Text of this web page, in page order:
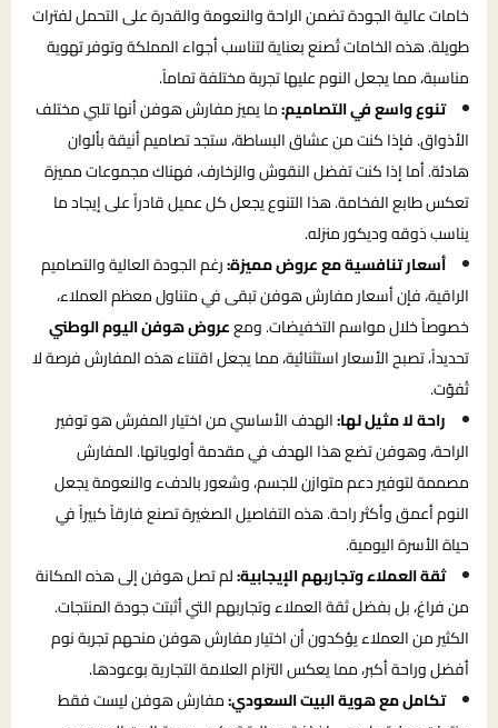
خامات عالية الجودة تضمن الراحة والنعومة والقدرة على التحمل لفترات
طويلة. هذه الخامات تُصنع بعناية لتناسب أجواء المملكة وتوفر تهوية
مناسبة، مما يجعل النوم عليها تجربة مختلفة تماماً.
تنوع واسع في التصاميم:ما يميز مفارش هوفن أنها تلبي مختلف
الأذواق. فإذا كنت من عشاق البساطة، ستجد تصاميم أنيقة بألوان
هادئة. أما إذا كنت تفضل النقوش والزخارف، فهناك مجموعات مميزة
تعكس طابع الفخامة. هذا التنوع يجعل كل عميل قادراً على إيجاد ما
يناسب ذوقه وديكور منزله.
أسعار تنافسية مع عروض مميزة:رغم الجودة العالية والتصاميم
الراقية، فإن أسعار مفارش هوفن تبقى في متناول معظم العملاء،
خصوصاً خلال مواسم التخفيضات. ومععروض هوفن اليوم الوطني
تحديداً، تصبح الأسعار استثنائية، مما يجعل اقتناء هذه المفارش فرصة لا
تُفوّت.
راحة لا مثيل لها:الهدف الأساسي من اختيار المفرش هو توفير
الراحة، وهوفن تضع هذا الهدف في مقدمة أولوياتها. المفارش
مصممة لتوفير دعم متوازن للجسم، وشعور بالدفء والنعومة يجعل
النوم أعمق وأكثر راحة. هذه التفاصيل الصغيرة تصنع فارقاً كبيراً في
حياة الأسرة اليومية.
ثقة العملاء وتجاربهم الإيجابية:لم تصل هوفن إلى هذه المكانة
من فراغ، بل بفضل ثقة العملاء وتجاربهم التي أثبتت جودة المنتجات.
الكثير من العملاء يؤكدون أن اختيار مفارش هوفن منحهم تجربة نوم
أفضل وراحة أكبر، مما يعكس التزام العلامة التجارية بوعودها.
تكامل مع هوية البيت السعودي:مفارش هوفن ليست فقط